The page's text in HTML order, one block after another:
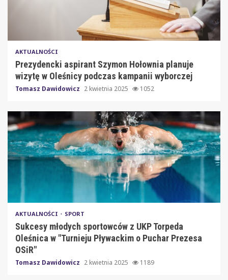
AKTUALNOŚCI
Prezydencki aspirant Szymon Hołownia planuje
wizytę w Oleśnicy podczas kampanii wyborczej
Tomasz Dawidowicz 2 kwietnia 2025 1052
AKTUALNOŚCI SPORT
Sukcesy młodych sportowców z UKP Torpeda
Oleśnica w "Turnieju Pływackim o Puchar Prezesa
OSiR"
Tomasz Dawidowicz 2 kwietnia 2025 1189